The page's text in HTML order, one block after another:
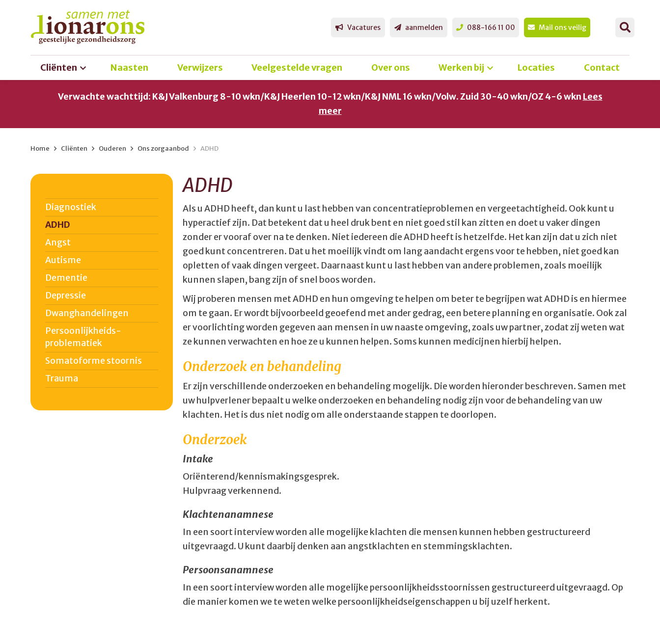
Mail ons veilig
088-166 11 00
aanmelden
Vacatures
Cliënten Naasten Verwijzers Veelgestelde vragen Over ons Werken bij Locaties Contact
Verwachte wachttijd: K&J Valkenburg 8-10 wkn/K&J Heerlen 10-12 wkn/K&J NML 16 wkn/Volw. Zuid 30-40 wkn/OZ 4-6 wkn Lees
meer
Home > Cliënten > Ouderen > Ons zorgaanbod > ADHD
Diagnostiek
ADHD
Angst
Autisme
Dementie
Depressie
Dwanghandelingen
Persoonlijkheids­
problematiek
Somatoforme stoornis
Trauma
ADHD
Als u ADHD heeft, dan kunt u last hebben van concentratieproblemen en vergeetachtigheid. Ook kunt u
hyperactief zijn. Dat betekent dat u heel druk bent en niet goed stil kan zitten en doet u vaker dingen
zonder er vooraf over na te denken. Niet iedereen die ADHD heeft is hetzelfde. Het kan zijn dat u zich niet
goed kunt concentreren. Dat u het moeilijk vindt om lang aandacht ergens voor te hebben, niet goed kan
opletten of vaak dingen vergeet. Daarnaast kunt u last hebben van andere problemen, zoals moeilijk
kunnen slapen, bang zijn of snel boos worden.
Wij proberen mensen met ADHD en hun omgeving te helpen om beter te begrijpen wat ADHD is en hiermee
om te gaan. Er wordt bijvoorbeeld geoefend met ander gedrag, een betere planning en organisatie. Ook zal
er voorlichting worden gegeven aan mensen in uw naaste omgeving, zoals uw partner, zodat zij weten wat
ze kunnen verwachten en hoe ze u kunnen helpen. Soms kunnen medicijnen hierbij helpen.
Onderzoek en behandeling
Er zijn verschillende onderzoeken en behandeling mogelijk. Die worden hieronder beschreven. Samen met
uw hulpverlener bepaalt u welke onderzoeken en behandeling nodig zijn voor de behandeling van uw
klachten. Het is dus niet nodig om alle onderstaande stappen te doorlopen.
Onderzoek
Intake
Oriënterend/kennismakingsgesprek.
Hulpvraag verkennend.
Klachtenanamnese
In een soort interview worden alle mogelijke klachten die mensen kunnen hebben gestructureerd
uitgevraagd. U kunt daarbij denken aan angstklachten en stemmingsklachten.
Persoonsanamnese
In een soort interview worden alle mogelijke persoonlijkheidsstoornissen gestructureerd uitgevraagd. Op
die manier komen we te weten welke persoonlijkheidseigenschappen u bij uzelf herkent.